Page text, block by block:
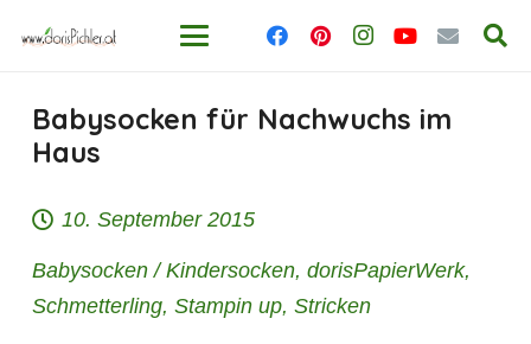
Babysocken für Nachwuchs im
Haus
10. September 2015
Babysocken / Kindersocken, dorisPapierWerk,
Schmetterling, Stampin up, Stricken